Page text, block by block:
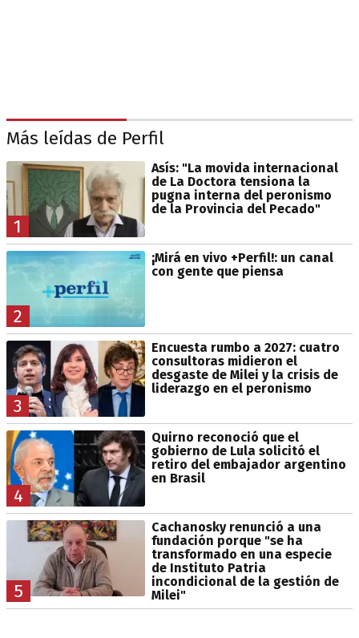
Más leídas de Perfil
1
Asís: "La movida internacional
de La Doctora tensiona la
pugna interna del peronismo
de la Provincia del Pecado"
2
¡Mirá en vivo +Perfil!: un canal
con gente que piensa
3
Encuesta rumbo a 2027: cuatro
consultoras midieron el
desgaste de Milei y la crisis de
liderazgo en el peronismo
4
Quirno reconoció que el
gobierno de Lula solicitó el
retiro del embajador argentino
en Brasil
5
Cachanosky renunció a una
fundación porque "se ha
transformado en una especie
de Instituto Patria
incondicional de la gestión de
Milei"